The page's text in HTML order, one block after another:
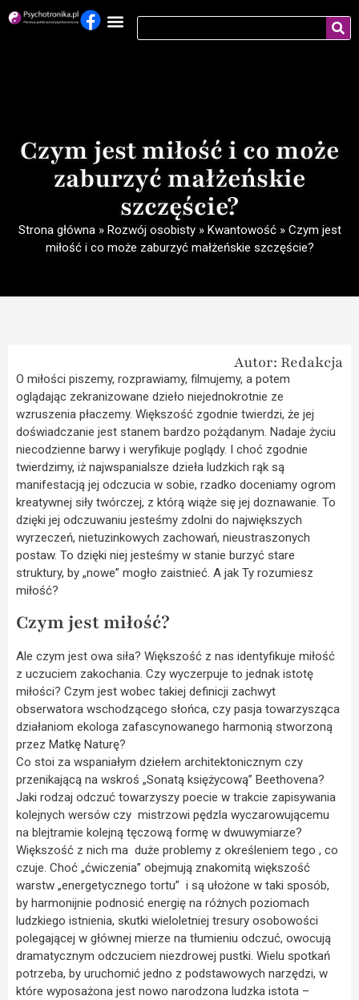
Czym jest miłość i co może
zaburzyć małżeńskie
szczęście?
Strona główna» Rozwój osobisty» Kwantowość» Czym jest
miłość i co może zaburzyć małżeńskie szczęście?
Autor: Redakcja
O miłości piszemy, rozprawiamy, filmujemy, a potem
oglądając zekranizowane dzieło niejednokrotnie ze
wzruszenia płaczemy. Większość zgodnie twierdzi, że jej
doświadczanie jest stanem bardzo pożądanym. Nadaje życiu
niecodzienne barwy i weryfikuje poglądy. I choć zgodnie
twierdzimy, iż najwspanialsze dzieła ludzkich rąk są
manifestacją jej odczucia w sobie, rzadko doceniamy ogrom
kreatywnej siły twórczej, z którą wiąże się jej doznawanie. To
dzięki jej odczuwaniu jesteśmy zdolni do największych
wyrzeczeń, nietuzinkowych zachowań, nieustraszonych
postaw. To dzięki niej jesteśmy w stanie burzyć stare
struktury, by „nowe” mogło zaistnieć. A jak Ty rozumiesz
miłość?
Czym jest miłość?
Ale czym jest owa siła? Większość z nas identyfikuje miłość
z uczuciem zakochania. Czy wyczerpuje to jednak istotę
miłości? Czym jest wobec takiej definicji zachwyt
obserwatora wschodzącego słońca, czy pasja towarzysząca
działaniom ekologa zafascynowanego harmonią stworzoną
przez Matkę Naturę?
Co stoi za wspaniałym dziełem architektonicznym czy
przenikającą na wskroś „Sonatą księżycową” Beethovena?
Jaki rodzaj odczuć towarzyszy poecie w trakcie zapisywania
kolejnych wersów czy mistrzowi pędzla wyczarowującemu
na blejtramie kolejną tęczową formę w dwuwymiarze?
Większość z nich ma duże problemy z określeniem tego , co
czuje. Choć „ćwiczenia” obejmują znakomitą większość
warstw „energetycznego tortu” i są ułożone w taki sposób,
by harmonijnie podnosić energię na różnych poziomach
ludzkiego istnienia, skutki wieloletniej tresury osobowości
polegającej w głównej mierze na tłumieniu odczuć, owocują
dramatycznym odczuciem niezdrowej pustki. Wielu spotkań
potrzeba, by uruchomić jedno z podstawowych narzędzi, w
które wyposażona jest nowo narodzona ludzka istota –